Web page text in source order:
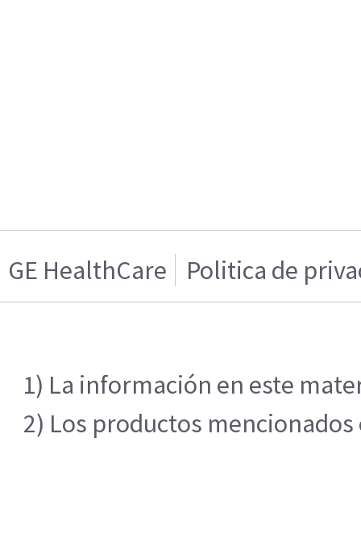
GE HealthCare Politica de
1) La información en este
2) Los productos